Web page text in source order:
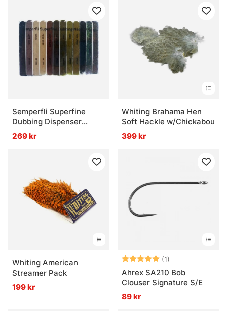
Semperfli Superfine
Dubbing Dispenser
Natural
269 kr
Whiting Brahama Hen
Soft Hackle w/Chickabou
399 kr
Whiting American
Streamer Pack
199 kr
Betyg: (1)
Ahrex SA210 Bob
Clouser Signature S/E
89 kr